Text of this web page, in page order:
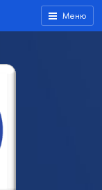
Меню